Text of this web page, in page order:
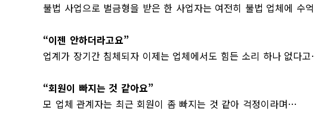
불법 사업으로 벌금형을 받은 한 사업자는 여전히 불법 업체에 수
“이젠 안하더라고요”
업계가 장기간 침체되자 이제는 업체에서도 힘든 소리 하나 없다
“회원이 빠지는 것 같아요”
모 업체 관계자는 최근 회원이 좀 빠지는 것 같아 걱정이라며…